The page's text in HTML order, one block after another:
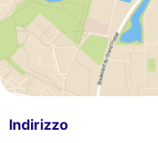
Indirizzo